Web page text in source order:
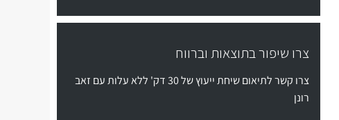
צרו שיפור בתוצאות וברווח
צרו קשר לתיאום שיחת ייעוץ של 30 דק' ללא עלות עם זאב
רונן